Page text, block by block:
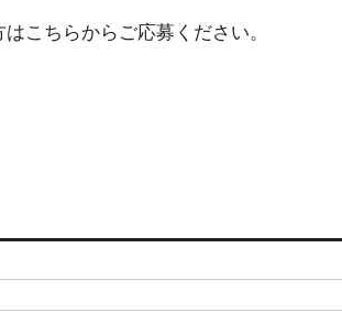
こちらからご応募ください。